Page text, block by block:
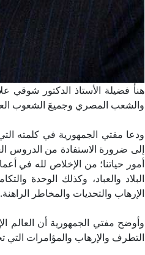
هنأ فضيلة الأستاذ الدكتور شوقي
والشعب المصري وجميعَ الشعوب العربية
ودعا مفتي الجمهورية في كلمته
إلى ضرورة الاستفادة من الدروس
أمور حياتنا؛ من الإخلاص لله في
البلاد والعباد، وكذلك الوحدة
الإرهاب والتحديات والمخاطر الراهنة.
وأوضح مفتي الجمهورية أن
التطرف والإرهاب والمؤامرات التي